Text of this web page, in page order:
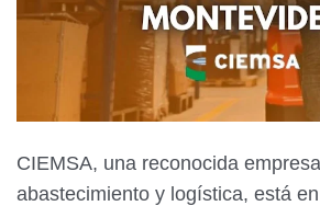
CIEMSA, una reconocida
abastecimiento y logística, está